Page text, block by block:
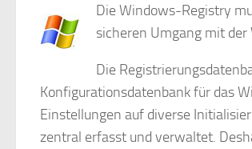
Die Windows-Registry
sicheren Umgang mit
Die
Konfigurationsdatenbank für das
Einstellungen auf diverse
zentral erfasst und verwaltet.